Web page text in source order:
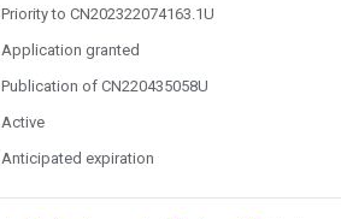
Priority to CN202322074163.1U
Application granted
Publication of CN220435058U
Active
Anticipated expiration